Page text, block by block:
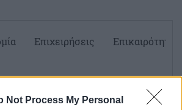
Not Process My Personal
Επιχειρήσεις Επικαιρότητα
Πού κυμαίνονται οι τιμές
σε λαχανικά